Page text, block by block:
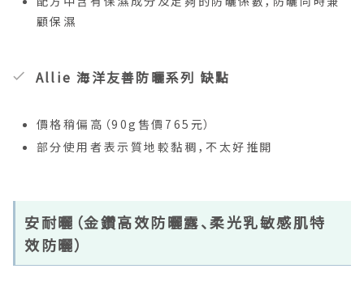
顧保濕
Allie 海洋友善防曬系列 缺點
價格稍偏高（90g售價765元）
部分使用者表示質地較黏稠，不太好推開
安耐曬（金鑽高效防曬露、柔光乳敏感肌特
效防曬）